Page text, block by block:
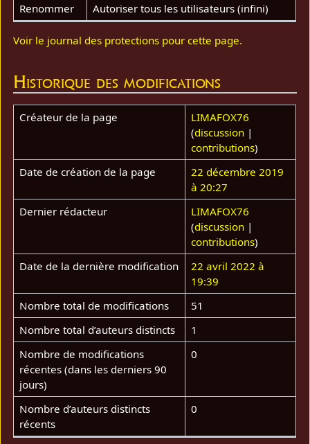
Renommer
Autoriser tous les utilisateurs (infini)
Voir le journal des protections pour cette page.
Historique des modifications
Créateur de la page
LIMAFOX76
(discussion|
contributions)
Date de création de la page
22 décembre 2019
à 20:27
Dernier rédacteur
LIMAFOX76
(discussion|
contributions)
Date de la dernière modification
22 avril 2022 à
19:39
Nombre total de modifications
51
Nombre total d’auteurs distincts
1
Nombre de modifications
récentes (dans les derniers 90
jours)
0
Nombre d’auteurs distincts
récents
0